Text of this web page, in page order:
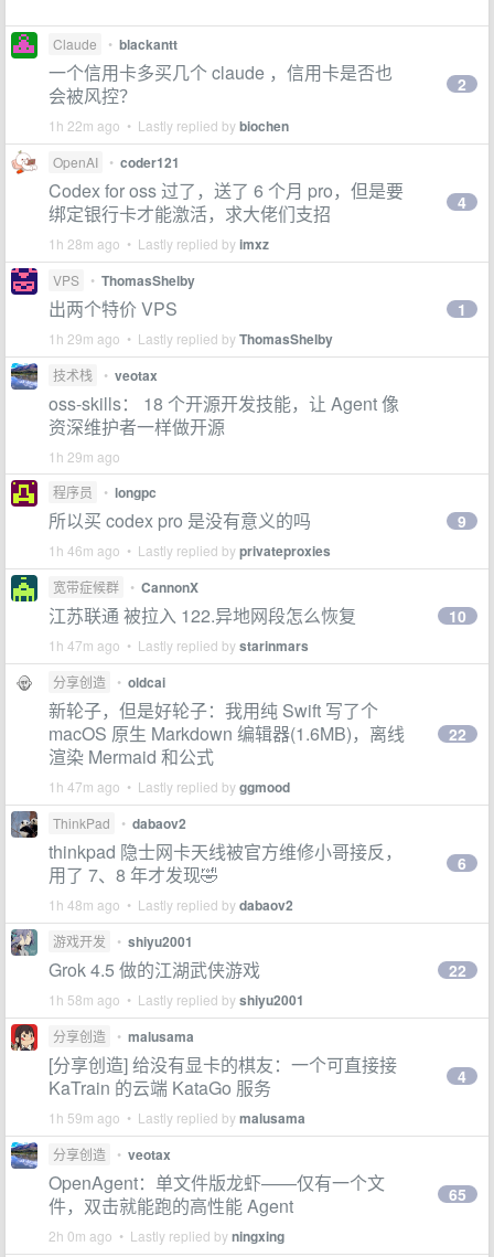
Claude • blackantt
一个信用卡多买几个 claude ，信用卡是否也
会被风控？
1h 22m ago • Lastly replied bybiochen
2
OpenAI • coder121
Codex for oss 过了，送了 6 个月 pro，但是要
绑定银行卡才能激活，求大佬们支招
1h 28m ago • Lastly replied byimxz
4
VPS • ThomasShelby
出两个特价 VPS
1h 29m ago • Lastly replied byThomasShelby
1
技术栈 • veotax
oss-skills： 18 个开源开发技能，让 Agent 像
资深维护者一样做开源
1h 29m ago
程序员
• longpc
所以买 codex pro 是没有意义的吗
1h 46m ago • Lastly replied byprivateproxies
9
宽带症候群 • CannonX
江苏联通 被拉入 122.异地网段怎么恢复
1h 47m ago • Lastly replied bystarinmars
10
分享创造 • oldcai
新轮子，但是好轮子：我用纯 Swift 写了个
macOS 原生 Markdown 编辑器(1.6MB)，离线
渲染 Mermaid 和公式
1h 47m ago • Lastly replied byggmood
22
ThinkPad • dabaov2
thinkpad 隐士网卡天线被官方维修小哥接反，
用了 7、8 年才发现🤣
1h 48m ago • Lastly replied bydabaov2
6
游戏开发 • shiyu2001
Grok 4.5 做的江湖武侠游戏
1h 58m ago • Lastly replied byshiyu2001
22
分享创造 • malusama
[分享创造] 给没有显卡的棋友：一个可直接接
KaTrain 的云端 KataGo 服务
1h 59m ago • Lastly replied bymalusama
4
分享创造 • veotax
OpenAgent：单文件版龙虾——仅有一个文
件，双击就能跑的高性能 Agent
2h 0m ago • Lastly replied byningxing
65